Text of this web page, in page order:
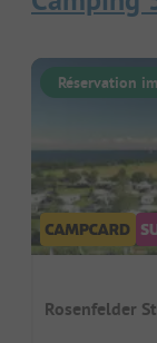
Réservation
Rosenfelder